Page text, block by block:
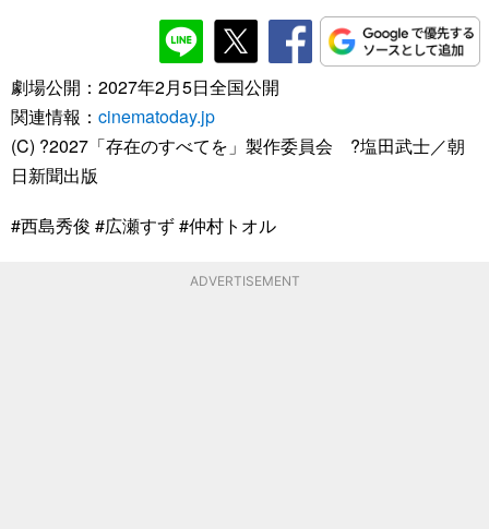
劇場公開：2027年2月5日全国公開
関連情報： cinematoday.jp
(C) ?2027「存在のすべてを」製作委員会 ?塩田武士／朝
日新聞出版
#西島秀俊 #広瀬すず #仲村トオル
ADVERTISEMENT